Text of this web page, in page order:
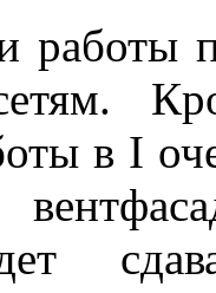
работы
в I